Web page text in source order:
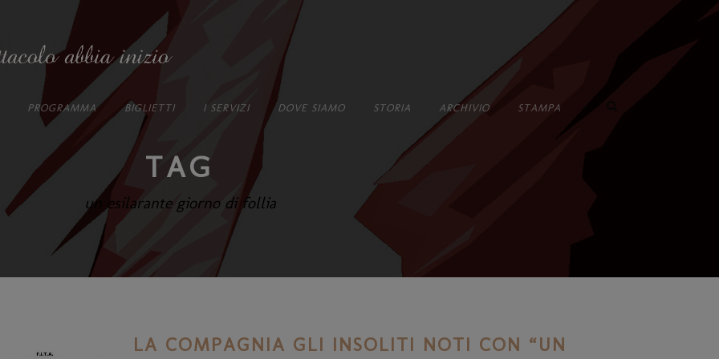
PROGRAMMA BIGLIETTI I SERVIZI DOVE SIAMO STORIA ARCHIVIO STAMPA
TAG
un esilarante giorno di follia
LA COMPAGNIA GLI INSOLITI NOTI CON “UN